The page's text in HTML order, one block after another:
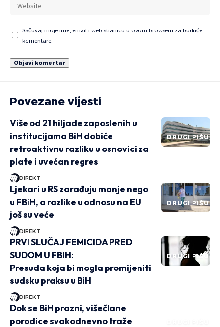
Sačuvaj moje ime, email i web stranicu u ovom browseru za buduće
komentare.
Povezane vijesti
DRUGI PIŠU
Više od 21 hiljade zaposlenih u
institucijama BiH dobiće
retroaktivnu razliku u osnovici za
plate i uvećan regres
DIREKT
DRUGI PIŠU
Ljekari u RS zarađuju manje nego
u FBiH, a razlike u odnosu na EU
još su veće
DIREKT
DRUGI PIŠU
PRVI SLUČAJ FEMICIDA PRED
SUDOM U FBIH:
Presuda koja bi mogla promijeniti
sudsku praksu u BiH
DIREKT
Dok se BiH prazni, višečlane
porodice svakodnevno traže